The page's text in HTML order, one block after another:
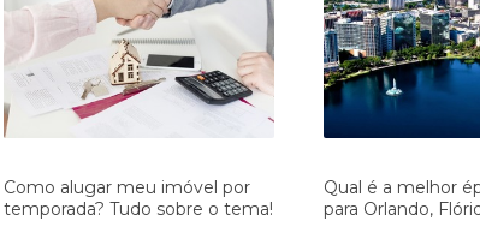
Como alugar meu imóvel por
temporada? Tudo sobre o tema!
Qual é a melhor
para Orlando,